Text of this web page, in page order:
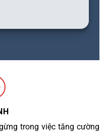
trong việc tăng cường